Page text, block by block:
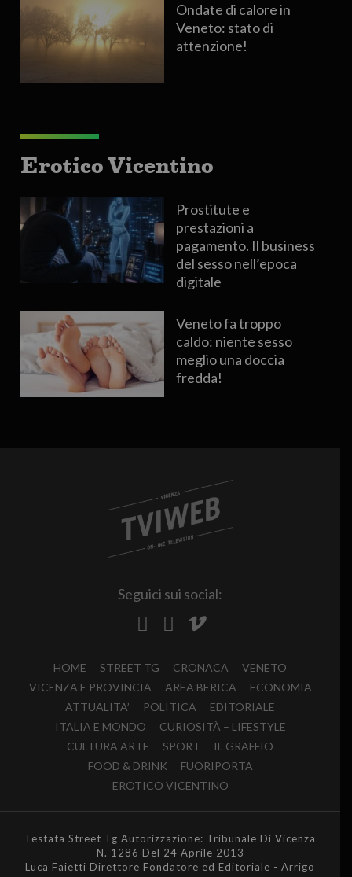
Ondate di calore in
Veneto: stato di
attenzione!
Erotico Vicentino
Prostitute e
prestazioni a
pagamento. Il business
del sesso nell’epoca
digitale
Veneto fa troppo
caldo: niente sesso
meglio una doccia
fredda!
Seguici sui social:
HOME STREET TG CRONACA
VENETO
VICENZA E PROVINCIA
AREA BERICA
ECONOMIA
ATTUALITA’
POLITICA
EDITORIALE
ITALIA E MONDO
CURIOSITÀ – LIFESTYLE
CULTURA ARTE
SPORT
IL GRAFFIO
FOOD & DRINK
FUORIPORTA
EROTICO VICENTINO
Testata Street Tg Autorizzazione: Tribunale Di Vicenza
N. 1286 Del 24 Aprile 2013
Luca Faietti Direttore Fondatore ed Editoriale - Arrigo